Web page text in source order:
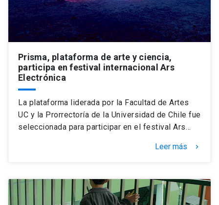
Prisma, plataforma de arte y ciencia,
participa en festival internacional Ars
Electrónica
La plataforma liderada por la Facultad de Artes
UC y la Prorrectoría de la Universidad de Chile fue
seleccionada para participar en el festival Ars…
Leer más keyboard_arrow_right